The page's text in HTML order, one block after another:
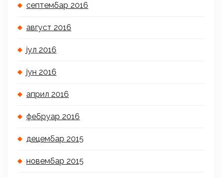
септембар 2016
август 2016
јул 2016
јун 2016
април 2016
фебруар 2016
децембар 2015
новембар 2015